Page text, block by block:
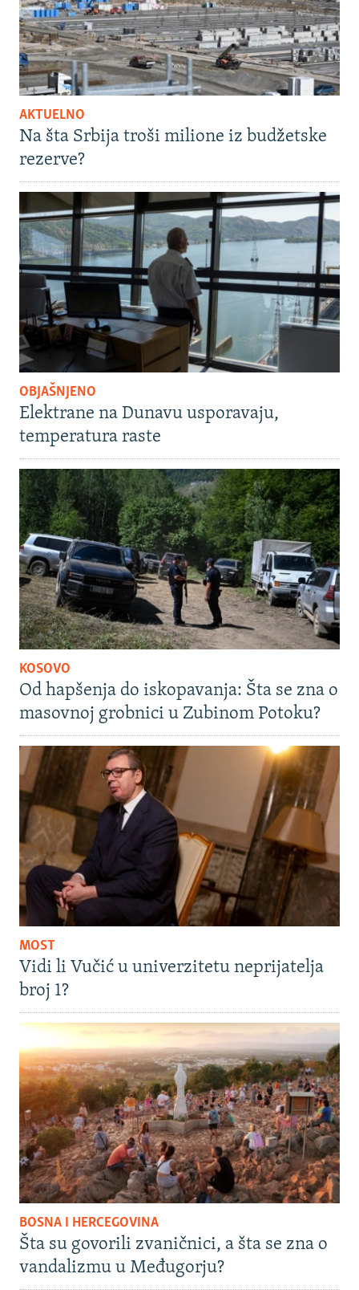
AKTUELNO
Na šta Srbija troši milione iz budžetske
rezerve?
OBJAŠNJENO
Elektrane na Dunavu usporavaju,
temperatura raste
KOSOVO
Od hapšenja do iskopavanja: Šta se zna o
masovnoj grobnici u Zubinom Potoku?
MOST
Vidi li Vučić u univerzitetu neprijatelja
broj 1?
BOSNA I HERCEGOVINA
Šta su govorili zvaničnici, a šta se zna o
vandalizmu u Međugorju?